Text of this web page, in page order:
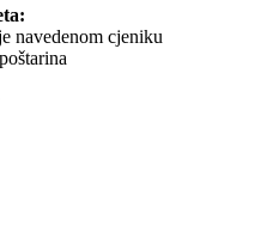
navedenom cjeniku